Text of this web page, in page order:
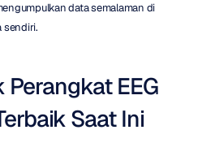
data semalaman di
sendiri.
EEG
Saat Ini